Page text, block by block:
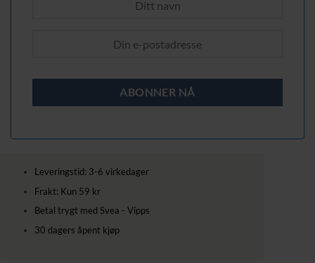
Leveringstid: 3-6 virkedager
Frakt: Kun 59 kr
Betal trygt med Svea - Vipps
30 dagers åpent kjøp